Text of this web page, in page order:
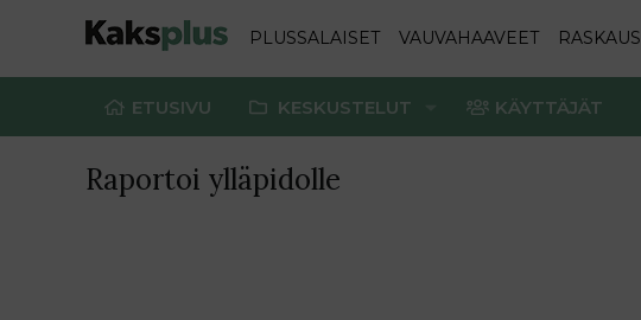
PLUSSALAISET VAUVAHAAVEET RASKAUS
ETUSIVU KESKUSTELUT KÄYTTÄJÄT
Raportoi ylläpidolle